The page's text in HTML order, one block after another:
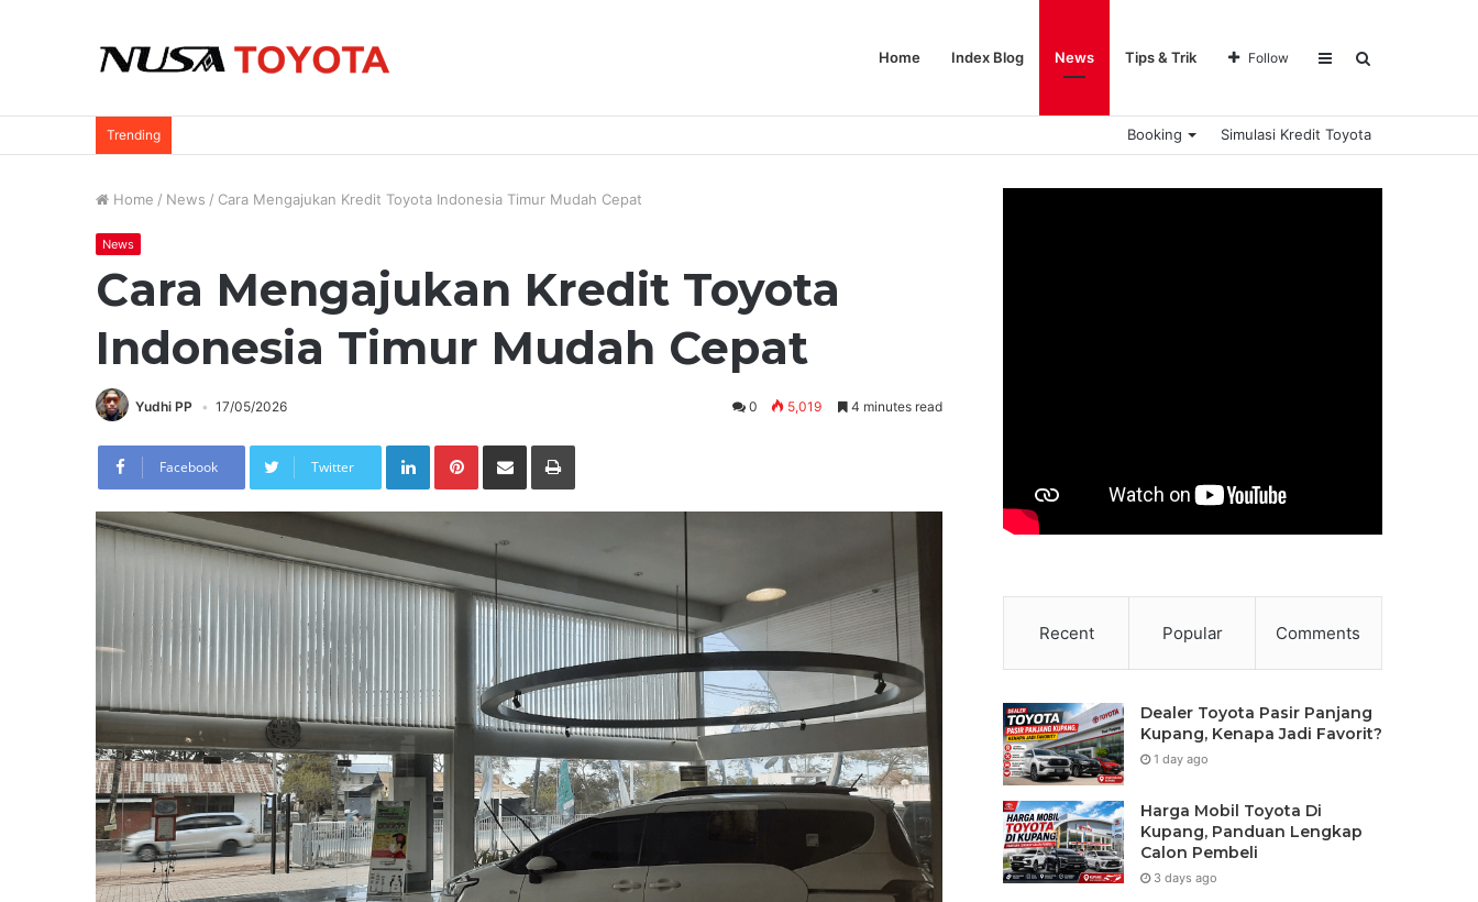
Home Index Blog News Tips & Trik Sidebar
Follow
Trending Booking Simulasi Kredit Toyota
Home / News / Cara Mengajukan Kredit Toyota Indonesia Timur Mudah Cepat
News
Cara Mengajukan Kredit Toyota
Indonesia Timur Mudah Cepat
Yudhi PP 17/05/2026 0 5,019 4 minutes read
Facebook Twitter
LinkedInPinterestShare via Email Print
Recent Popular Comments
Dealer Toyota Pasir Panjang
Kupang, Kenapa Jadi Favorit?
1 day ago
Harga Mobil Toyota Di
Kupang, Panduan Lengkap
Calon Pembeli
3 days ago